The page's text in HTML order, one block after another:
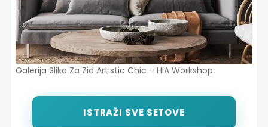
Galerija Slika Za Zid Artistic Chic – HIA Workshop
ISTRAŽI SVE SETOVE